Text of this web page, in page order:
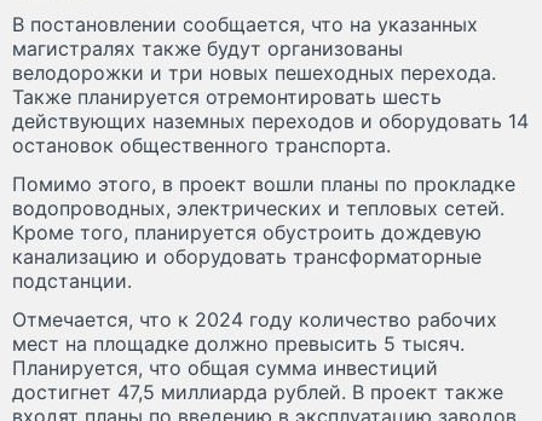
В постановлении сообщается, что на указанных
магистралях также будут организованы
велодорожки и три новых пешеходных перехода.
Также планируется отремонтировать шесть
действующих наземных переходов и оборудовать 14
остановок общественного транспорта.
Помимо этого, в проект вошли планы по прокладке
водопроводных, электрических и тепловых сетей.
Кроме того, планируется обустроить дождевую
канализацию и оборудовать трансформаторные
подстанции.
Отмечается, что к 2024 году количество рабочих
мест на площадке должно превысить 5 тысяч.
Планируется, что общая сумма инвестиций
достигнет 47,5 миллиарда рублей. В проект также